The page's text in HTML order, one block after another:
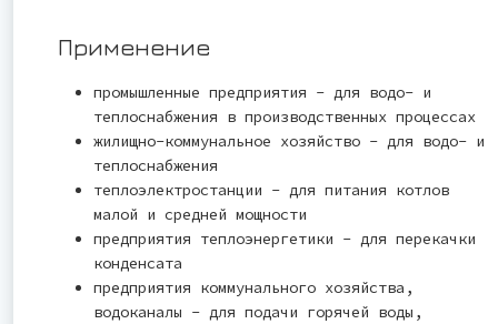
Применение
промышленные предприятия - для водо- и
теплоснабжения в производственных процессах
жилищно-коммунальное хозяйство - для водо- и
теплоснабжения
теплоэлектростанции - для питания котлов
малой и средней мощности
предприятия теплоэнергетики - для перекачки
конденсата
предприятия коммунального хозяйства,
водоканалы - для подачи горячей воды,